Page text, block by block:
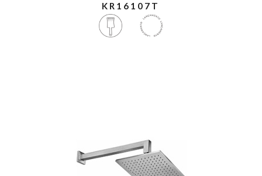
KR16107T